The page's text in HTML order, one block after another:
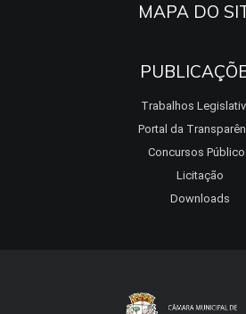
MAPA DO
Trabalhos
Portal da
Concursos
Licitação
Downloads